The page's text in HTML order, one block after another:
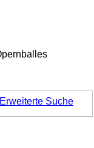
Erweiterte Suche